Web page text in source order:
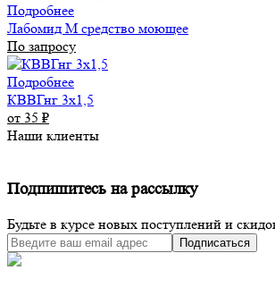
Подробнее
Лабомид М средство моющее
По запросу
Подробнее
КВВГнг 3х1,5
от 35 ₽
Наши клиенты
Подпишитесь на рассылку
Будьте в курсе новых поступлений и
Подписаться